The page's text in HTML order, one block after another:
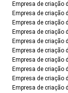
Empresa de criação
Empresa de criação
Empresa de criação
Empresa de criação
Empresa de criação
Empresa de criação
Empresa de criação
Empresa de criação
Empresa de criação
Empresa de criação